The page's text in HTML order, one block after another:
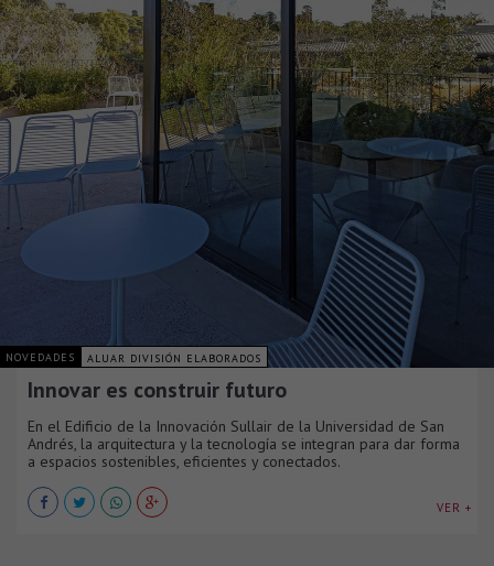
NOVEDADES ALUAR DIVISIÓN ELABORADOS
Innovar es construir futuro
En el Edificio de la Innovación Sullair de la Universidad de San
Andrés, la arquitectura y la tecnología se integran para dar forma
a espacios sostenibles, eficientes y conectados.
VER +